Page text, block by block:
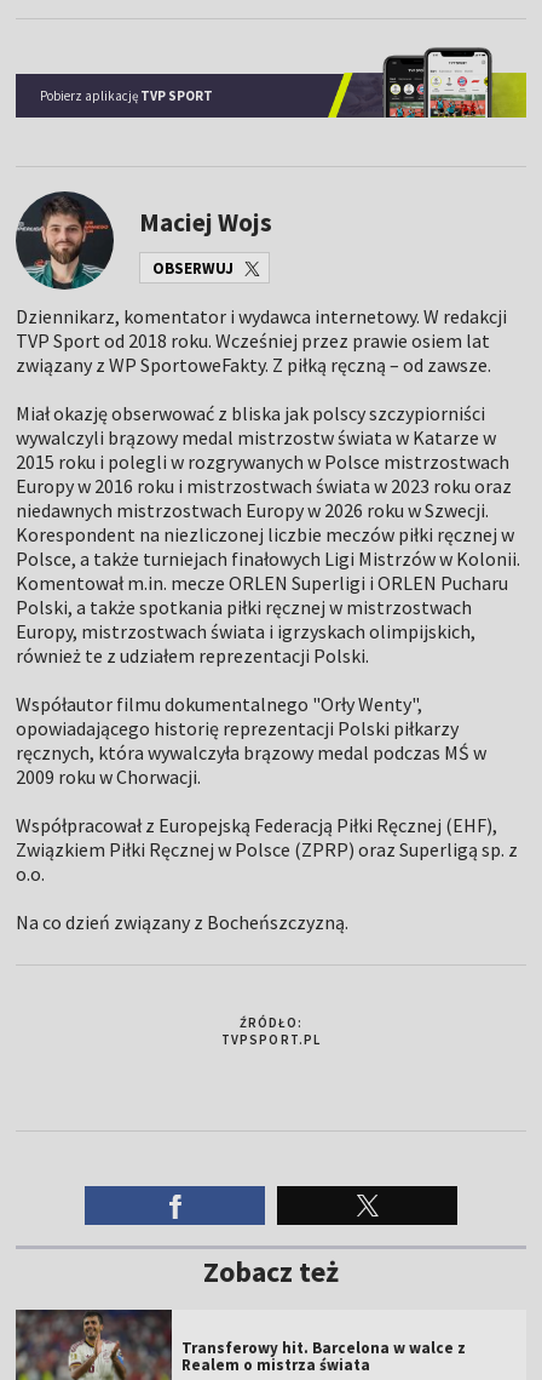
Pobierz aplikację TVP SPORT
Maciej Wojs
OBSERWUJ
Dziennikarz, komentator i wydawca internetowy. W redakcji
TVP Sport od 2018 roku. Wcześniej przez prawie osiem lat
związany z WP SportoweFakty. Z piłką ręczną – od zawsze.
Miał okazję obserwować z bliska jak polscy szczypiorniści
wywalczyli brązowy medal mistrzostw świata w Katarze w
2015 roku i polegli w rozgrywanych w Polsce mistrzostwach
Europy w 2016 roku i mistrzostwach świata w 2023 roku oraz
niedawnych mistrzostwach Europy w 2026 roku w Szwecji.
Korespondent na niezliczonej liczbie meczów piłki ręcznej w
Polsce, a także turniejach finałowych Ligi Mistrzów w Kolonii.
Komentował m.in. mecze ORLEN Superligi i ORLEN Pucharu
Polski, a także spotkania piłki ręcznej w mistrzostwach
Europy, mistrzostwach świata i igrzyskach olimpijskich,
również te z udziałem reprezentacji Polski.
Współautor filmu dokumentalnego "Orły Wenty",
opowiadającego historię reprezentacji Polski piłkarzy
ręcznych, która wywalczyła brązowy medal podczas MŚ w
2009 roku w Chorwacji.
Współpracował z Europejską Federacją Piłki Ręcznej (EHF),
Związkiem Piłki Ręcznej w Polsce (ZPRP) oraz Superligą sp. z
o.o.
Na co dzień związany z Bocheńszczyzną.
ŹRÓDŁO:
TVPSPORT.PL
Zobacz też
Transferowy hit. Barcelona w walce z
Realem o mistrza świata